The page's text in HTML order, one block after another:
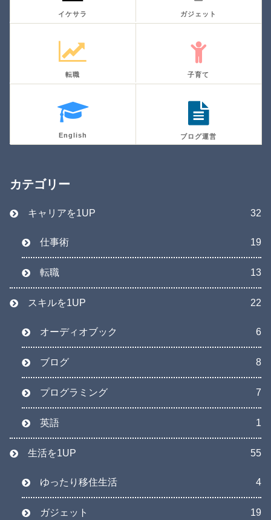
イケサラ ガジェット
転職 子育て
English ブログ運営
カテゴリー
キャリアを1UP 32
仕事術 19
転職 13
スキルを1UP 22
オーディオブック 6
ブログ 8
プログラミング 7
英語 1
生活を1UP 55
ゆったり移住生活 4
ガジェット 19